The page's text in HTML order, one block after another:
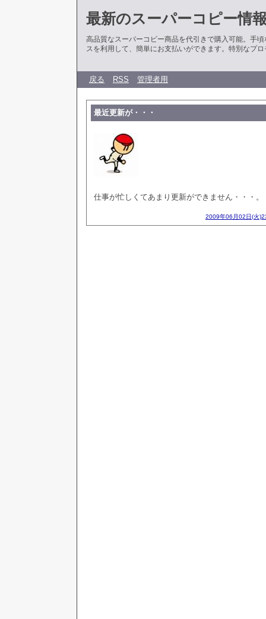
最新のスーパーコピー情
高品質なスーパーコピー商品を代引きで購入可能。手
スを利用して、簡単にお支払いができます。特別なプ
戻る RSS 管理者用
最近更新が・・・
仕事が忙しくてあまり更新ができません・・・。
2009年06月02日(火